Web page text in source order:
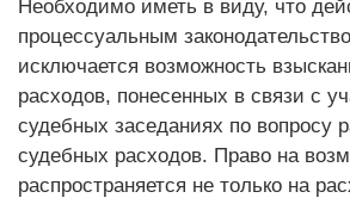
Необходимо иметь в виду, что
процессуальным
исключается возможность
расходов, понесенных в связи с
судебных заседаниях по вопросу
судебных расходов. Право на
распространяется не только на